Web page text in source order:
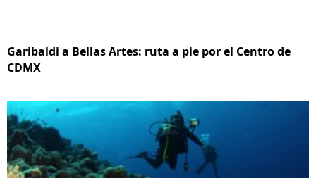
Garibaldi a Bellas Artes: ruta a pie por el Centro de
CDMX